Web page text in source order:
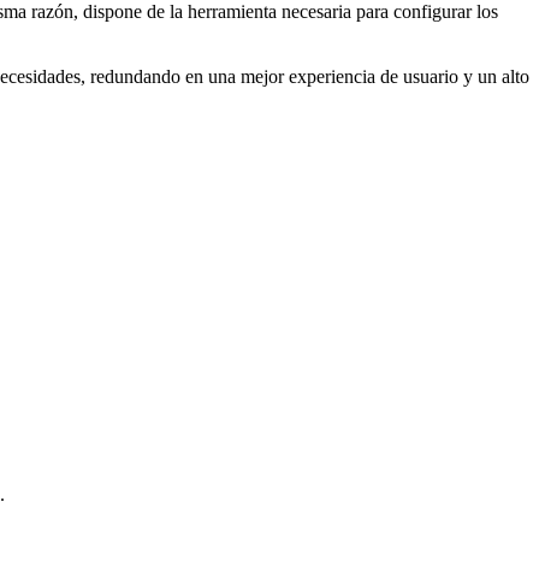
razón, dispone de la herramienta necesaria para configurar los
redundando en una mejor experiencia de usuario y un alto